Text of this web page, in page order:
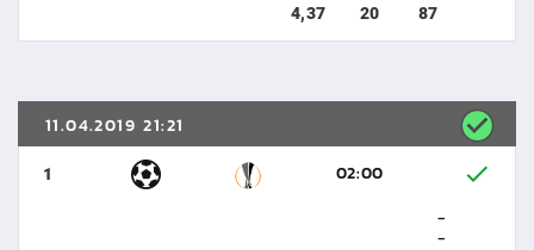
4,37
20
87
11.04.2019 21:21
1
02:00
-
-